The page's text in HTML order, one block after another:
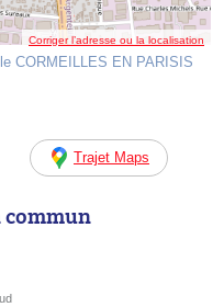
Corriger l’adresse ou la localisation
CORMEILLES EN PARISIS
Trajet Maps